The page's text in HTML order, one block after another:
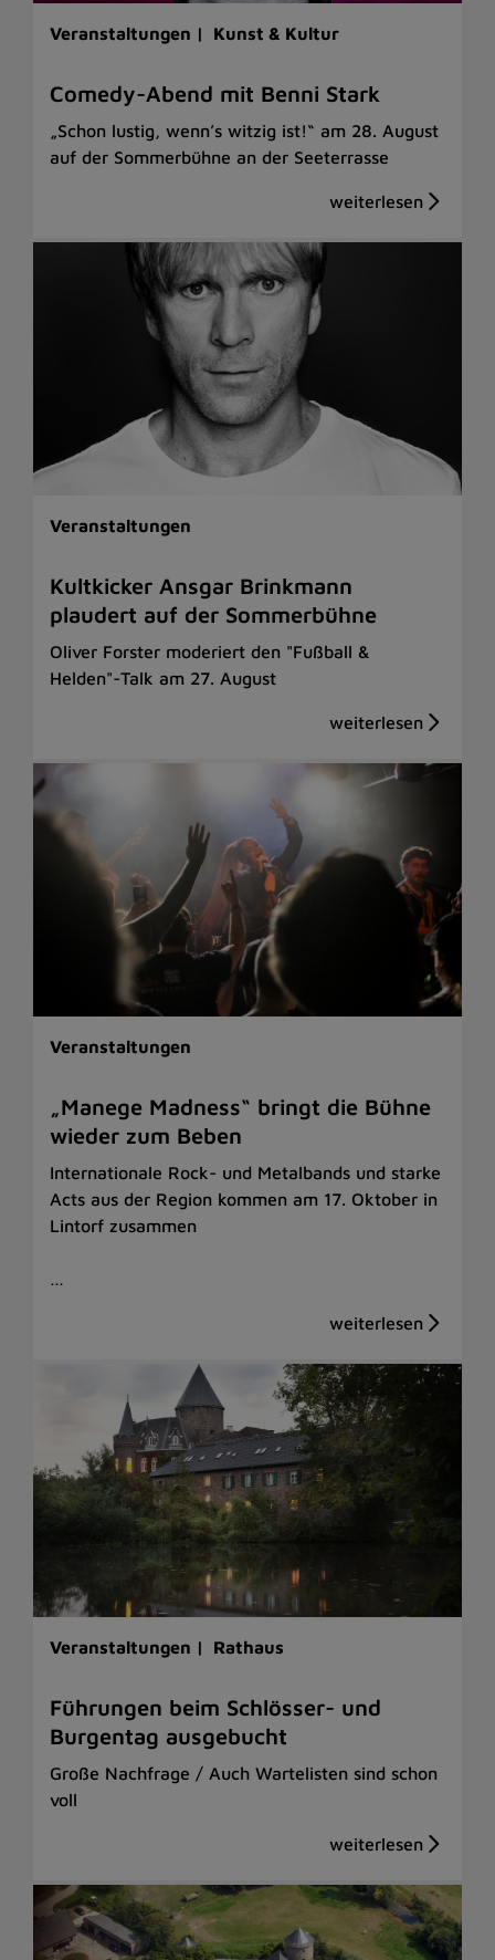
Veranstaltungen | Kunst & Kultur
Comedy-Abend mit Benni Stark
„Schon lustig, wenn’s witzig ist!“ am 28. August
auf der Sommerbühne an der Seeterrasse
Veranstaltungen
Kultkicker Ansgar Brinkmann
plaudert auf der Sommerbühne
Oliver Forster moderiert den "Fußball &
Helden"-Talk am 27. August
Veranstaltungen
„Manege Madness“ bringt die Bühne
wieder zum Beben
Internationale Rock- und Metalbands und starke
Acts aus der Region kommen am 17. Oktober in
Lintorf zusammen
…
Veranstaltungen | Rathaus
Führungen beim Schlösser- und
Burgentag ausgebucht
Große Nachfrage / Auch Wartelisten sind schon
voll